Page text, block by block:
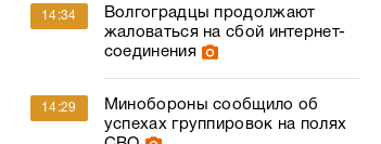
14:34
Волгоградцы продолжают
жаловаться на сбой интернет-
соединения
14:29
Минобороны сообщило об
успехах группировок на полях